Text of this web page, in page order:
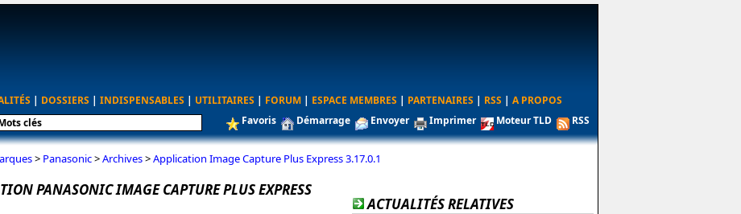
| DOSSIERS | INDISPENSABLES | UTILITAIRES | FORUM | ESPACE MEMBRES | PARTENAIRES | RSS | A PROPOS
Favoris Démarrage Envoyer Imprimer Moteur TLD RSS
> Panasonic>Archives>Application Image Capture Plus Express 3.17.0.1
PANASONIC IMAGE CAPTURE PLUS EXPRESS
ACTUALITÉS RELATIVES